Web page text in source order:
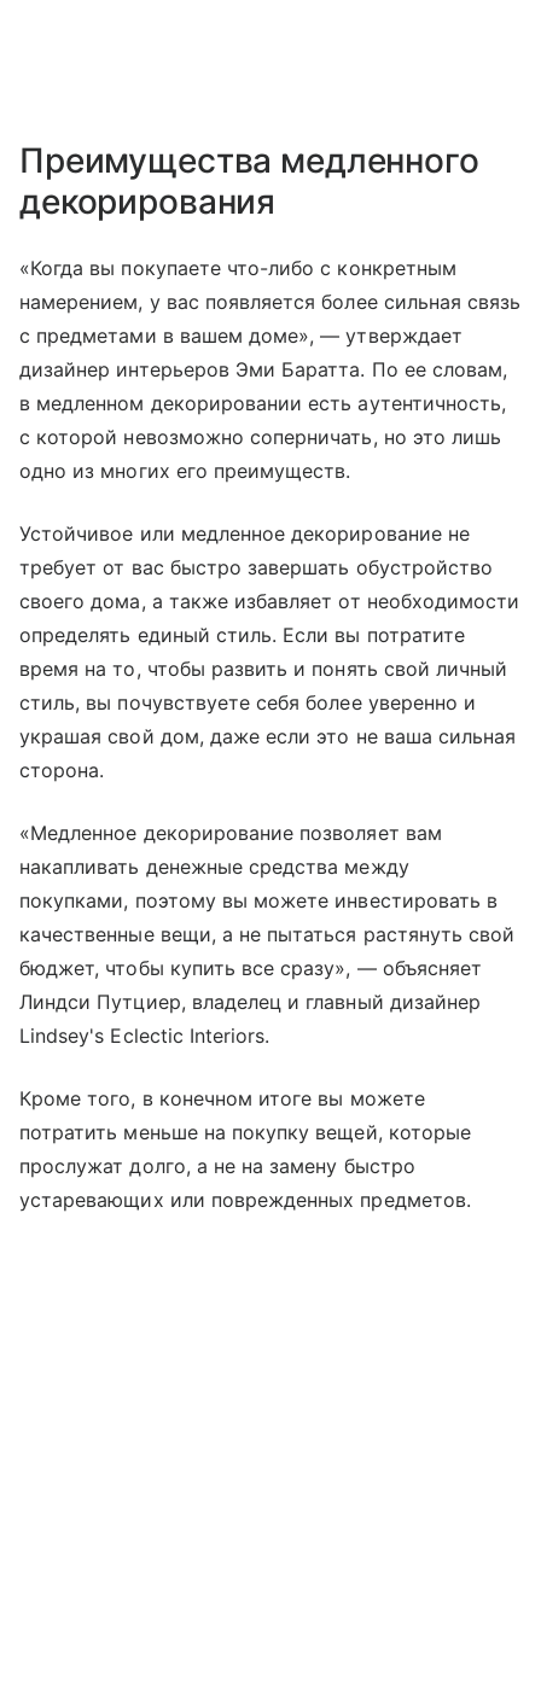
Преимущества медленного
декорирования
«Когда вы покупаете что-либо с конкретным
намерением, у вас появляется более сильная связь
с предметами в вашем доме», — утверждает
дизайнер интерьеров Эми Баратта. По ее словам,
в медленном декорировании есть аутентичность,
с которой невозможно соперничать, но это лишь
одно из многих его преимуществ.
Устойчивое или медленное декорирование не
требует от вас быстро завершать обустройство
своего дома, а также избавляет от необходимости
определять единый стиль. Если вы потратите
время на то, чтобы развить и понять свой личный
стиль, вы почувствуете себя более уверенно и
украшая свой дом, даже если это не ваша сильная
сторона.
«Медленное декорирование позволяет вам
накапливать денежные средства между
покупками, поэтому вы можете инвестировать в
качественные вещи, а не пытаться растянуть свой
бюджет, чтобы купить все сразу», — объясняет
Линдси Путциер, владелец и главный дизайнер
Lindsey's Eclectic Interiors.
Кроме того, в конечном итоге вы можете
потратить меньше на покупку вещей, которые
прослужат долго, а не на замену быстро
устаревающих или поврежденных предметов.